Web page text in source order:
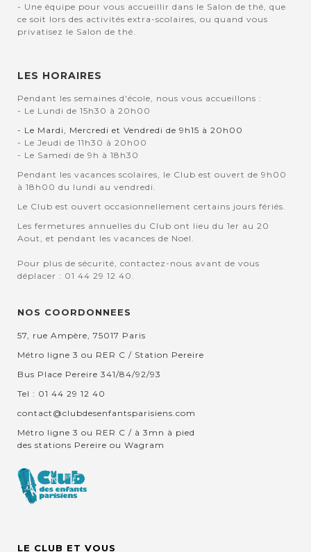
- Une équipe pour vous accueillir dans le Salon de thé, que
ce soit lors des activités extra-scolaires, ou quand vous
privatisez le Salon de thé.
LES HORAIRES
Pendant les semaines d'école, nous vous accueillons :
- Le Lundi de 15h30 à 20h00
- Le Mardi, Mercredi et Vendredi de 9h15 à 20h00
- Le Jeudi de 11h30 à 20h00
- Le Samedi de 9h à 18h30
Pendant les vacances scolaires, le Club est ouvert de 9h00
à 18h00 du lundi au vendredi.
Le Club est ouvert occasionnellement certains jours fériés.
Les fermetures annuelles du Club ont lieu du 1er au 20
Aout, et pendant les vacances de Noel.
Pour plus de sécurité, contactez-nous avant de vous
déplacer : 01 44 29 12 40.
NOS COORDONNEES
57, rue Ampère, 75017 Paris
Métro ligne 3 ou RER C / Station Pereire
Bus Place Pereire 341/84/92/93
Tel : 01 44 29 12 40
contact@clubdesenfantsparisiens.com
Métro ligne 3 ou RER C / à 3mn à pied
des stations Pereire ou Wagram
LE CLUB ET VOUS